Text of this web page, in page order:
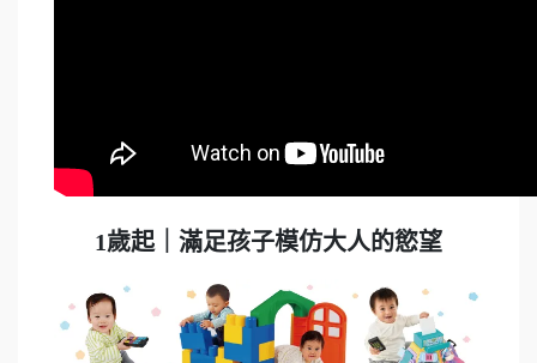
1歲起｜滿足孩子模仿大人的慾望